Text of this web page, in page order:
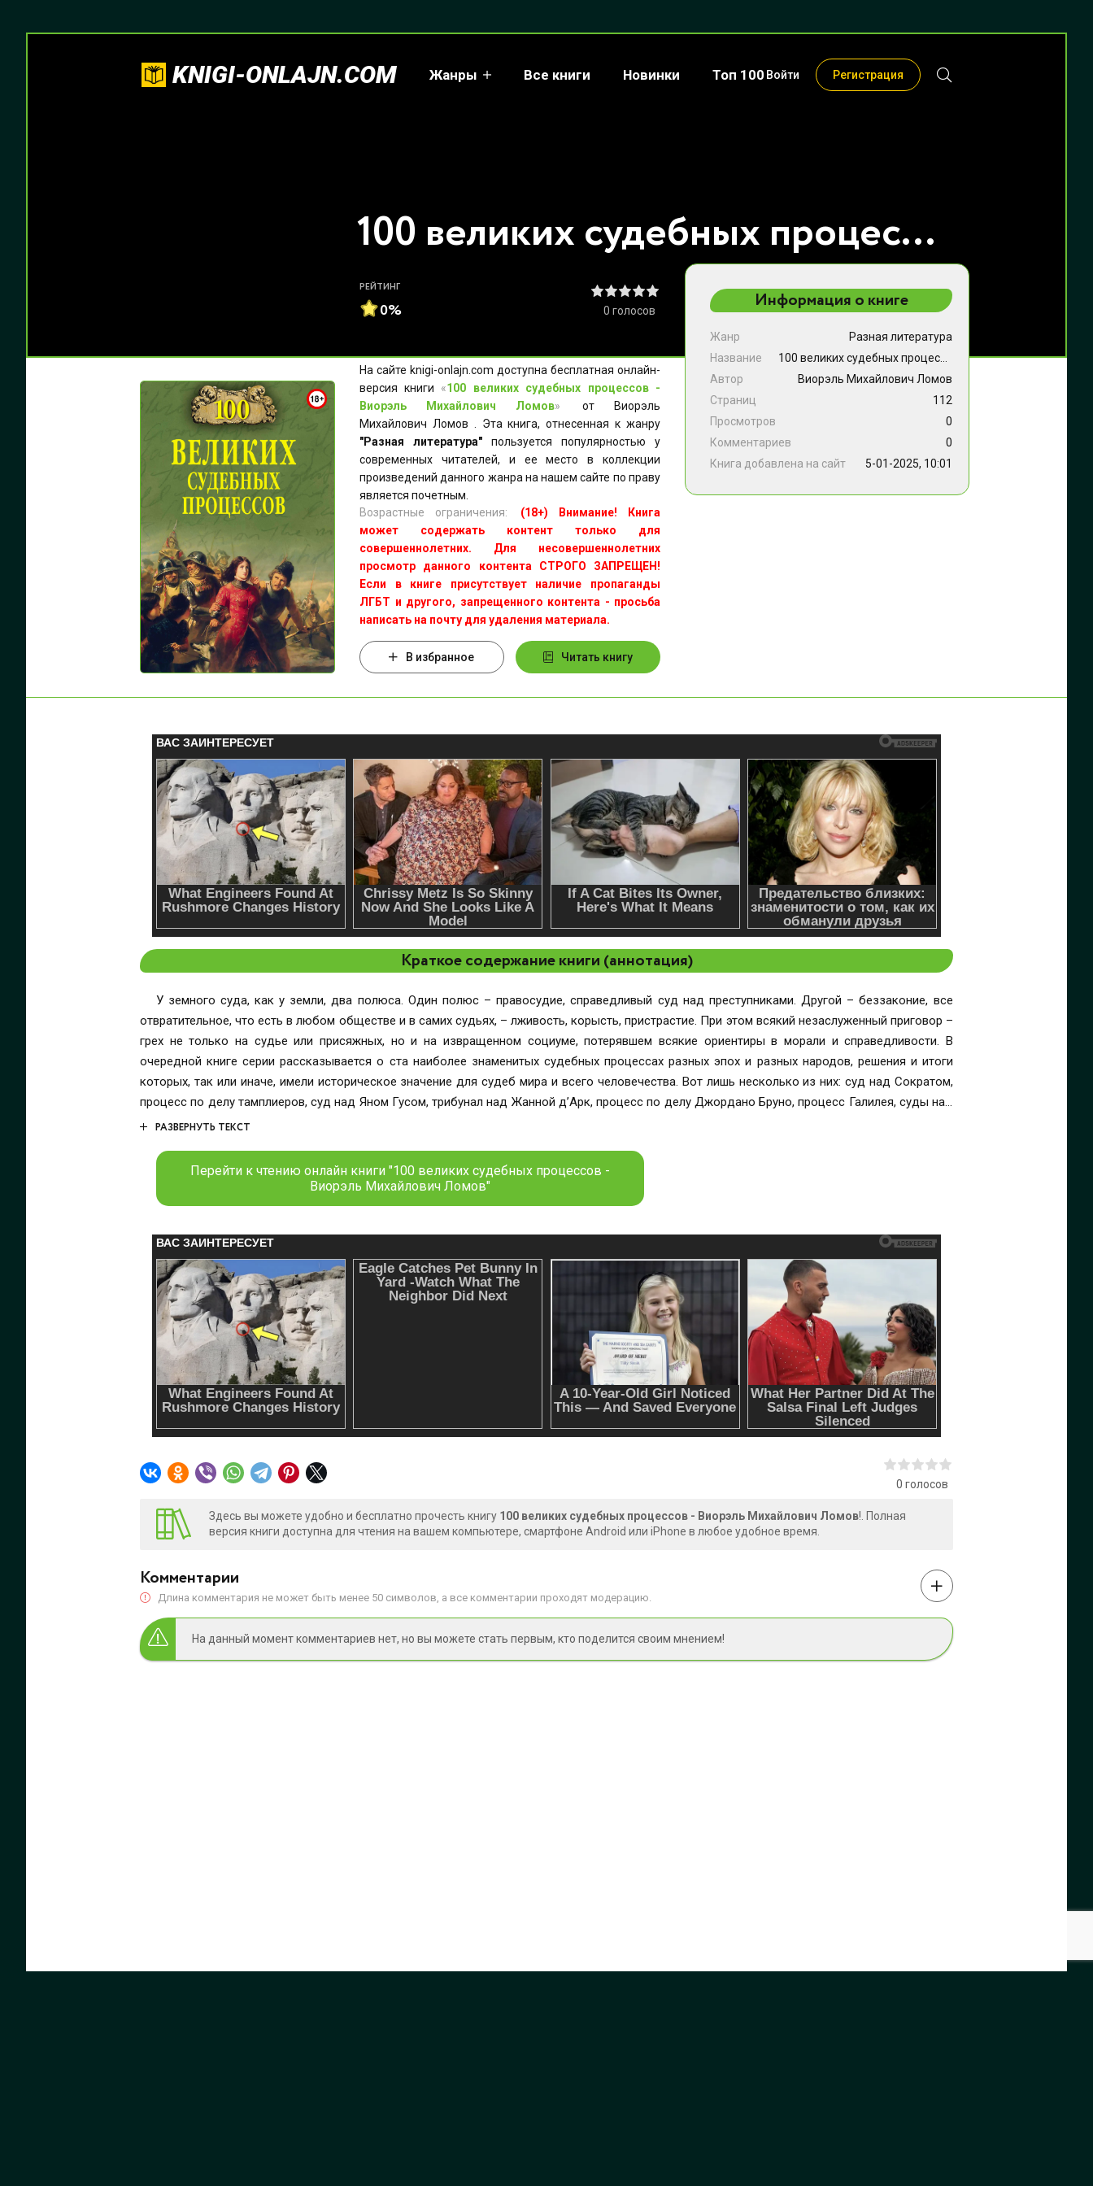
KNIGI-ONLAJN.COM Жанры Все книги Новинки Топ 100 Войти Регистрация
100 великих судебных процессов - Виорэль Михайлович Ломов
РЕЙТИНГ
0% 0 голосов
На сайте knigi-onlajn.com доступна бесплатная онлайн-
версия книги «100 великих судебных процессов -
Виорэль Михайлович Ломов»
от Виорэль
Михайлович Ломов . Эта книга, отнесенная к жанру
"Разная литература" пользуется популярностью у
современных читателей, и ее место в коллекции
произведений данного жанра на нашем сайте по праву
является почетным.
Возрастные ограничения:
(18+) Внимание! Книга
может содержать контент только для
совершеннолетних. Для несовершеннолетних
просмотр данного контента СТРОГО ЗАПРЕЩЕН!
Если в книге присутствует наличие пропаганды
ЛГБТ и другого, запрещенного контента - просьба
написать на почту для удаления материала.
В избранное Читать книгу
Информация о книге
Жанр
Разная литература
Название
Автор
Виорэль Михайлович Ломов
Страниц
112
Просмотров
0
Комментариев
0
Книга добавлена на сайт
5-01-2025, 10:01
Краткое содержание книги (аннотация)
У земного суда, как у земли, два полюса. Один полюс – правосудие, справедливый суд над преступниками. Другой – беззаконие, все
отвратительное, что есть в любом обществе и в самих судьях, – лживость, корысть, пристрастие. При этом всякий незаслуженный приговор –
грех не только на судье или присяжных, но и на извращенном социуме, потерявшем всякие ориентиры в морали и справедливости. В
очередной книге серии рассказывается о ста наиболее знаменитых судебных процессах разных эпох и разных народов, решения и итоги
которых, так или иначе, имели историческое значение для судеб мира и всего человечества. Вот лишь несколько из них: суд над Сократом,
процесс по делу тамплиеров, суд над Яном Гусом, трибунал над Жанной д’Арк, процесс по делу Джордано Бруно, процесс Галилея, суды над
романом Гюстава Флобера «Госпожа Бовари» и над сборником стихотворений Шарля Бодлера «Цветы зла», суд над «архитектором
РАЗВЕРНУТЬ ТЕКСТ
Перейти к чтению онлайн книги "100 великих судебных процессов -
Виорэль Михайлович Ломов"
0 голосов
Здесь вы можете удобно и бесплатно прочесть книгу 100 великих судебных процессов - Виорэль Михайлович Ломов!. Полная
версия книги доступна для чтения на вашем компьютере, смартфоне Android или iPhone в любое удобное время.
Комментарии
Длина комментария не может быть менее 50 символов, а все комментарии проходят модерацию.
На данный момент комментариев нет, но вы можете стать первым, кто поделится своим мнением!